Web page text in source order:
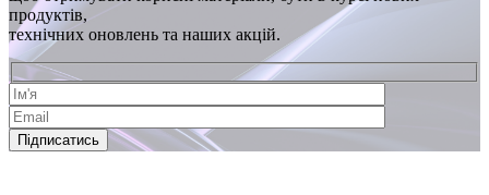
продуктів,
технічних оновлень та наших акцій.
Підписатись